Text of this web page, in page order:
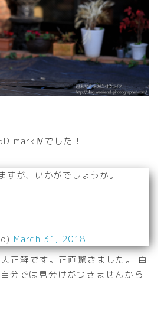
markⅣでした！
すが、いかがでしょうか。
March 31, 2018
正解です。正直驚きました。 自
分では見分けがつきませんから